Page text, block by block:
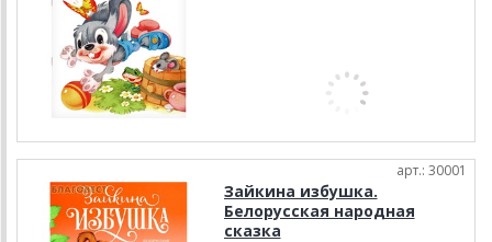
арт.: 30001
Зайкина избушка.
Белорусская народная
сказка